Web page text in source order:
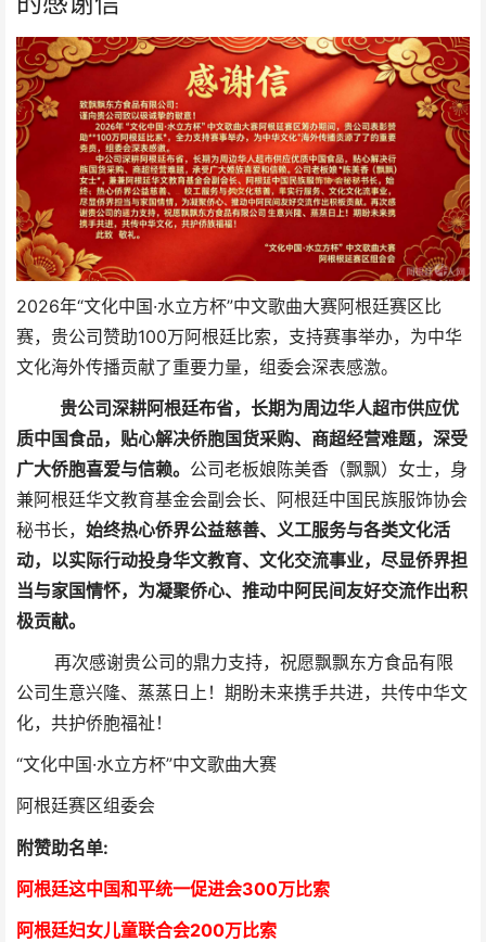
2026年“文化中国·水立方杯”中文歌曲大赛阿根廷赛区比
赛，贵公司赞助100万阿根廷比索，支持赛事举办，为中华
文化海外传播贡献了重要力量，组委会深表感激。
贵公司深耕阿根廷布省，长期为周边华人超市供应优
质中国食品，贴心解决侨胞国货采购、商超经营难题，深受
广大侨胞喜爱与信赖。 公司老板娘陈美香（飘飘）女士，身
兼阿根廷华文教育基金会副会长、阿根廷中国民族服饰协会
秘书长， 始终热心侨界公益慈善、义工服务与各类文化活
动，以实际行动投身华文教育、文化交流事业，尽显侨界担
当与家国情怀，为凝聚侨心、推动中阿民间友好交流作出积
极贡献。
再次感谢贵公司的鼎力支持，祝愿飘飘东方食品有限
公司生意兴隆、蒸蒸日上！期盼未来携手共进，共传中华文
化，共护侨胞福祉！
“文化中国·水立方杯”中文歌曲大赛
阿根廷赛区组委会
附赞助名单:
阿根廷这中国和平统一促进会300万比索
阿根廷妇女儿童联合会200万比索